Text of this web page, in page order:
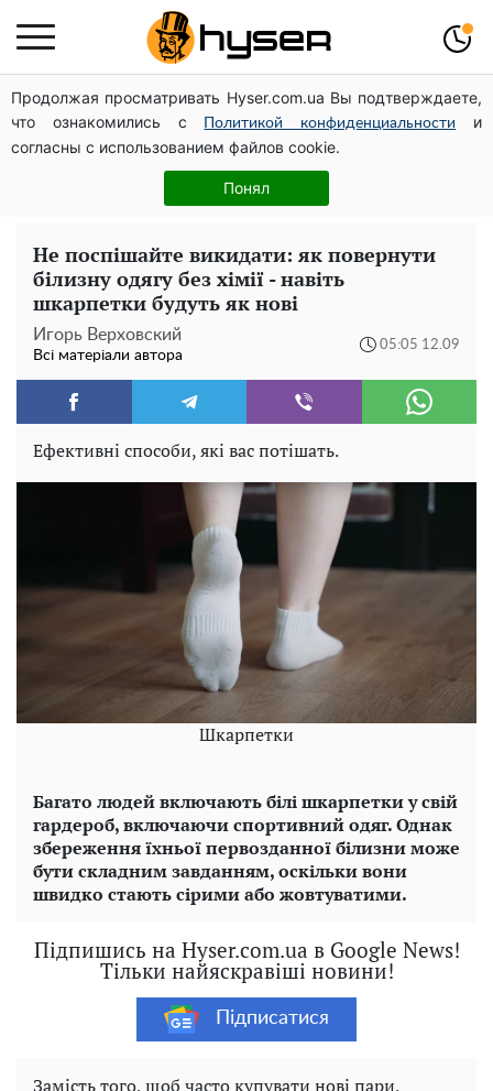
Продолжая просматривать Hyser.com.ua Вы подтверждаете,
что ознакомились с
Политикой конфиденциальности
и
согласны с использованием файлов cookie.
Понял
Дрони із націнкою: Олександр Конотопський вивів
мільйони оборонного бюджету через фіктивну фірму в
Естонії
Гола Олена Тополя у цікавих позах змусила відвисати
щелепи: злив відео – було лише початком
Не поспішайте викидати: як повернути
білизну одягу без хімії - навіть
шкарпетки будуть як нові
Игорь Верховский
Всі матеріали автора
05:05 12.09
Ефективні способи, які вас потішать.
Шкарпетки
Багато людей включають білі шкарпетки у свій
гардероб, включаючи спортивний одяг. Однак
збереження їхньої первозданної білизни може
бути складним завданням, оскільки вони
швидко стають сірими або жовтуватими.
Підпишись на Hyser.com.ua в Google News!
Тільки найяскравіші новини!
Підписатися
Замість того, щоб часто купувати нові пари,